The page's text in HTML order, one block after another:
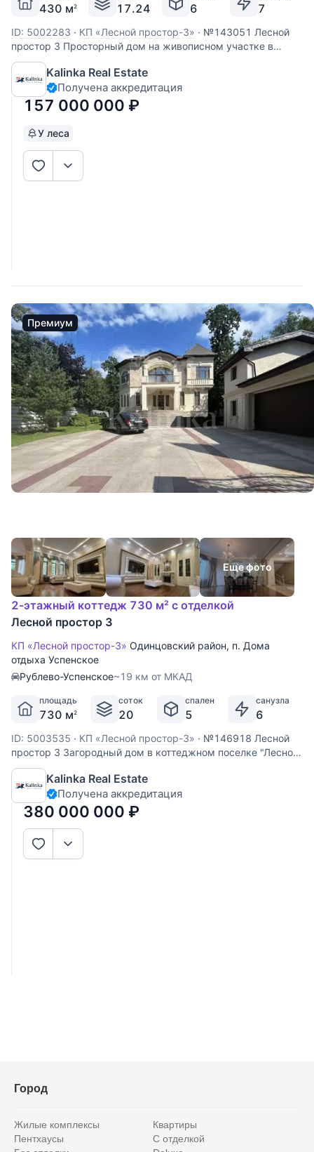
430 м2 17.24 6 7
ID: 5002283 · КП «Лесной простор-3» · №143051 Лесной
простор 3 Просторный дом на живописном участке в
закрытом коттеджном посёлке Лесной простор-3, с
быстрым выездом на платную дорогу. Дом 440 кв. м,
построен из высококачественных материалов,
качественная предчистовая отделка. На
Kalinka Real Estate
Получена аккредитация
157 000 000 ₽
У леса
Премиум
Еще фото
2-этажный коттедж 730 м² с отделкой
Лесной простор 3
КП «Лесной простор-3» Одинцовский район, п. Дома
отдыха Успенское
Рублево-Успенское~19 км от МКАД
площадь
730 м2
соток
20
спален
5
санузла
6
ID: 5003535 · КП «Лесной простор-3» · №146918 Лесной
простор 3 Загородный дом в коттеджном поселке "Лесной
простор- 3". Отделка и интерьер дом выдержаны в
классическом стиле, в отделке использованы ценные
породы дерева и натуральный камень. Фасад дома
отделан травертином.
Kalinka Real Estate
Получена аккредитация
380 000 000 ₽
Город
Жилые комплексы
Квартиры
Пентхаусы
С отделкой